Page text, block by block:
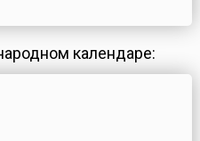
календаре: